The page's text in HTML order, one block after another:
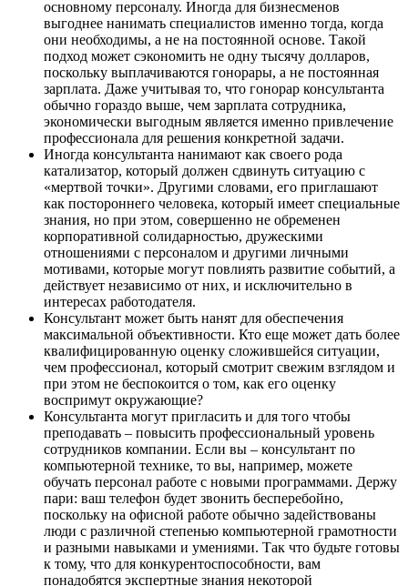
основному персоналу. Иногда для бизнесменов
выгоднее нанимать специалистов именно тогда, когда
они необходимы, а не на постоянной основе. Такой
подход может сэкономить не одну тысячу долларов,
поскольку выплачиваются гонорары, а не постоянная
зарплата. Даже учитывая то, что гонорар консультанта
обычно гораздо выше, чем зарплата сотрудника,
экономически выгодным является именно привлечение
профессионала для решения конкретной задачи.
Иногда консультанта нанимают как своего рода
катализатор, который должен сдвинуть ситуацию с
«мертвой точки». Другими словами, его приглашают
как постороннего человека, который имеет специальные
знания, но при этом, совершенно не обременен
корпоративной солидарностью, дружескими
отношениями с персоналом и другими личными
мотивами, которые могут повлиять развитие событий, а
действует независимо от них, и исключительно в
интересах работодателя.
Консультант может быть нанят для обеспечения
максимальной объективности. Кто еще может дать более
квалифицированную оценку сложившейся ситуации,
чем профессионал, который смотрит свежим взглядом и
при этом не беспокоится о том, как его оценку
воспримут окружающие?
Консультанта могут пригласить и для того чтобы
преподавать – повысить профессиональный уровень
сотрудников компании. Если вы – консультант по
компьютерной технике, то вы, например, можете
обучать персонал работе с новыми программами. Держу
пари: ваш телефон будет звонить бесперебойно,
поскольку на офисной работе обычно задействованы
люди с различной степенью компьютерной грамотности
и разными навыками и умениями. Так что будьте готовы
к тому, что для конкурентоспособности, вам
понадобятся экспертные знания некоторой